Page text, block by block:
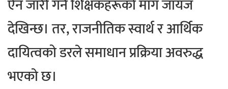
ऐन जारी गर्न शिक्षकहरूको माग जायज
देखिन्छ। तर, राजनीतिक स्वार्थ र आर्थिक
दायित्वको डरले समाधान प्रक्रिया अवरुद्ध
भएको छ।